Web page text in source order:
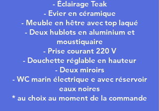
- Éclairage Teak
- Evier en céramique
- Meuble en hêtre avec top laqué
- Deux hublots en aluminium et
moustiquaire
- Prise courant 220 V
- Douchette réglable en hauteur
- Deux miroirs
- WC marin électrique e avec réservoir
eaux noires
* au choix au moment de la commande